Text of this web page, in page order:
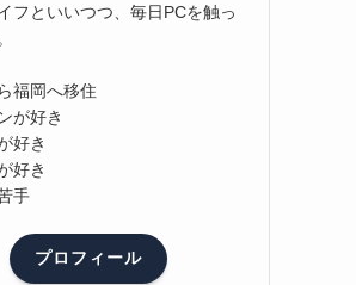
フといいつつ、毎日PCを触っ
福岡へ移住
が好き
好き
好き
手
プロフィール